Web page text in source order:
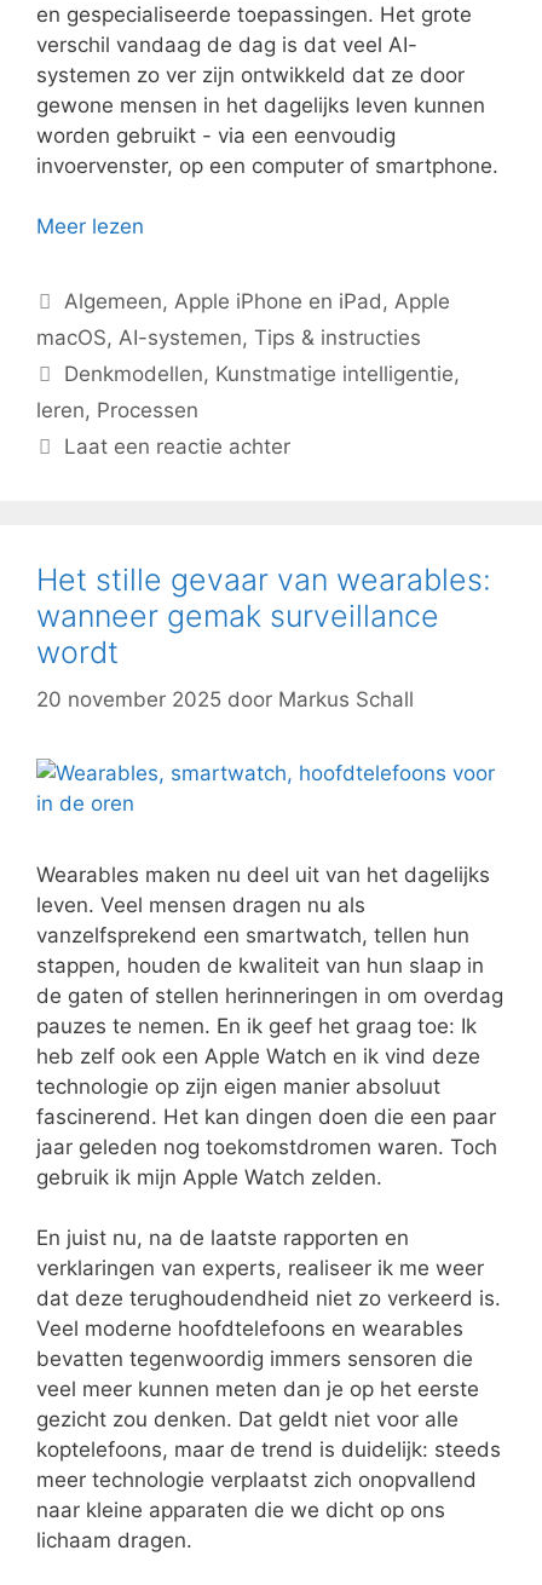
en gespecialiseerde toepassingen. Het grote
verschil vandaag de dag is dat veel AI-
systemen zo ver zijn ontwikkeld dat ze door
gewone mensen in het dagelijks leven kunnen
worden gebruikt - via een eenvoudig
invoervenster, op een computer of smartphone.
Meer lezen
Categorieën
Algemeen,Apple iPhone en iPad,Apple
macOS, AI-systemen, Tips & instructies
Tags
Denkmodellen, Kunstmatige intelligentie,
leren, Processen
Laat een reactie achter
Het stille gevaar van wearables:
wanneer gemak surveillance
wordt
20 november 2025 door Markus Schall
Wearables maken nu deel uit van het dagelijks
leven. Veel mensen dragen nu als
vanzelfsprekend een smartwatch, tellen hun
stappen, houden de kwaliteit van hun slaap in
de gaten of stellen herinneringen in om overdag
pauzes te nemen. En ik geef het graag toe: Ik
heb zelf ook een Apple Watch en ik vind deze
technologie op zijn eigen manier absoluut
fascinerend. Het kan dingen doen die een paar
jaar geleden nog toekomstdromen waren. Toch
gebruik ik mijn Apple Watch zelden.
En juist nu, na de laatste rapporten en
verklaringen van experts, realiseer ik me weer
dat deze terughoudendheid niet zo verkeerd is.
Veel moderne hoofdtelefoons en wearables
bevatten tegenwoordig immers sensoren die
veel meer kunnen meten dan je op het eerste
gezicht zou denken. Dat geldt niet voor alle
koptelefoons, maar de trend is duidelijk: steeds
meer technologie verplaatst zich onopvallend
naar kleine apparaten die we dicht op ons
lichaam dragen.